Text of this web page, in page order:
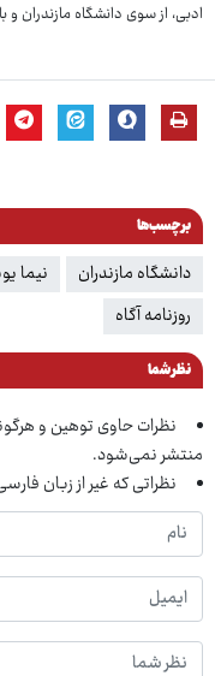
ادبی، از سوی دانشگاه مازندران
برچسب‌ها
دانشگاه مازندران نیما
روزنامه آگاه
نظر شما
نظرات حاوی توهین و
منتشر نمی‌شود.
نظراتی که غیر از زبان